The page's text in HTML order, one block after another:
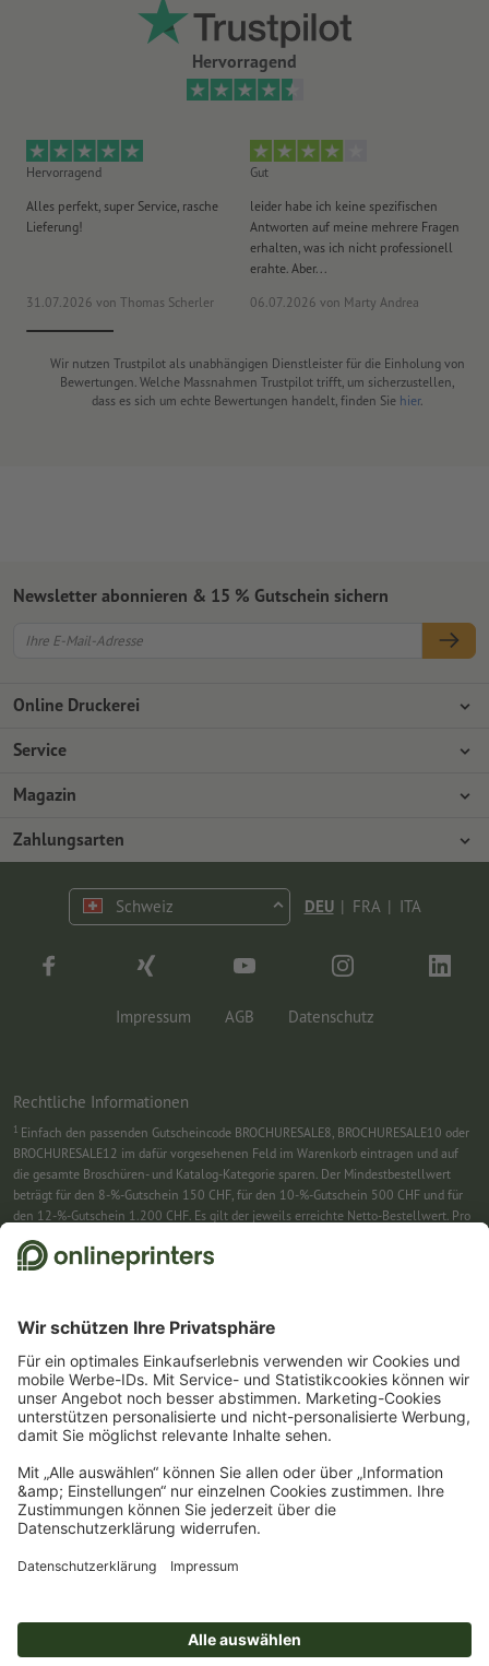
Hervorragend
Hervorragend
Alles perfekt, super Service, rasche
Lieferung!
31.07.2026 von Thomas Scherler
Gut
leider habe ich keine spezifischen
Antworten auf meine mehrere Fragen
erhalten, was ich nicht professionell
erahte. Aber...
06.07.2026 von Marty Andrea
Wir nutzen Trustpilot als unabhängigen Dienstleister für die Einholung von
Bewertungen. Welche Massnahmen Trustpilot trifft, um sicherzustellen,
dass es sich um echte Bewertungen handelt, finden Sie hier.
Online Druckerei
Über Onlineprinters
Presse
Umweltschutz
Service
Zahlungsarten
Versand
op.premium
Magazin
Design
Druck & Insights
Tutorials
Zahlungsarten
Newsletter abonnieren & 15 % Gutschein sichern
Schweiz DEU | FRA | ITA
Impressum AGB Datenschutz
Rechtliche Informationen
1 Einfach den passenden Gutscheincode BROCHURESALE8, BROCHURESALE10 oder
BROCHURESALE12 im dafür vorgesehenen Feld im Warenkorb eintragen und auf
die gesamte Broschüren- und Katalog-Kategorie sparen. Der Mindestbestellwert
beträgt für den 8-%-Gutschein 150 CHF, für den 10-%-Gutschein 500 CHF und für
den 12-%-Gutschein 1.200 CHF. Es gilt der jeweils erreichte Netto-Bestellwert. Pro
Bestellung ist nur ein Gutscheincode einlösbar. Mehrfach einlösbar. Keine
Barauszahlung. Nicht mit weiteren Aktionen kombinierbar. Die Aktion gilt bis
Warenkorb eintragen und auf ausgewählte Produkte sparen. Kein
Mindestbestellwert. Mehrfach einlösbar. Keine Barauszahlung. Nicht mit weiteren
Aktionen kombinierbar. Die Aktion gilt bis einschliesslich 31.08.2026.
3 Einfach den Gutscheincode STICKYNOTES26-20 im dafür vorgesehenen Feld im
Warenkorb eintragen und auf ausgewählte Produkte sparen. Kein
Aktionen kombinierbar. Die Aktion gilt bis einschliesslich 31.08.2026.
4Sie erhalten zunächst eine E-Mail, in der Sie die Anmeldung zum Newsletter durch
einen Klick bestätigen. Erst dann senden wir Ihnen den Rabattcode und künftig
Maximale Höhe des Rabatts: 150 CHF des Bestellwerts (netto). Einmalig einlösbar.